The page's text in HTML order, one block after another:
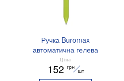
Ручка Buromax
автоматична гелева
PRESTIGE GOLD 0,5 мм
сині чорнила BM.83101
Ціна
152 грн
шт